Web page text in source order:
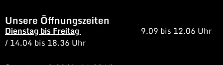
Unsere Öffnungszeiten
Dienstag bis Freitag
9.09 bis 12.06 Uhr
/14.04 bis 18.36 Uhr